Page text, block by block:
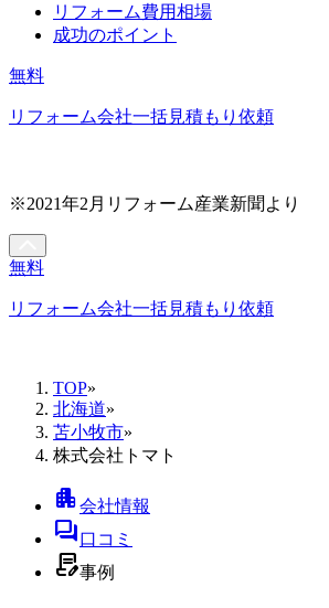
リフォーム費用相場
成功のポイント
無料
リフォーム会社一括見積もり依頼
※2021年2月リフォーム産業新聞より
無料
リフォーム会社一括見積もり依頼
TOP»
北海道»
苫小牧市»
株式会社トマト
apartment会社情報
forum口コミ
contract_edit事例